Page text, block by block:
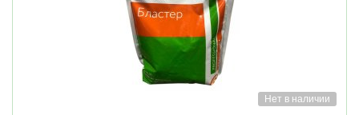
Нет в наличии